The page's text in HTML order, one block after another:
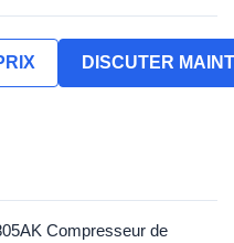
DISCUTER
Compresseur de